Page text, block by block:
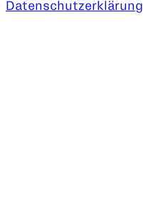
Datenschutzerklärung